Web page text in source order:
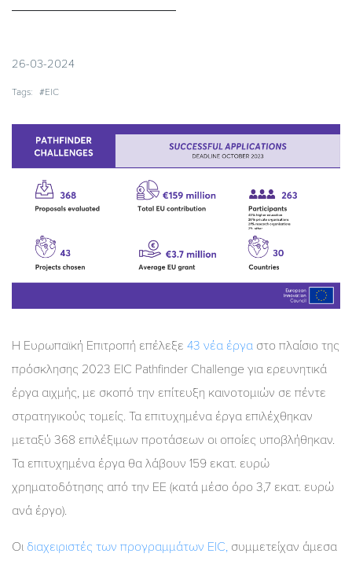
26-03-2024
Tags: #EIC
Η Ευρωπαϊκή Επιτροπή επέλεξε 43 νέα έργα στο πλαίσιο της
πρόσκλησης 2023 EIC Pathfinder Challenge για ερευνητικά
έργα αιχμής, με σκοπό την επίτευξη καινοτομιών σε πέντε
στρατηγικούς τομείς. Τα επιτυχημένα έργα επιλέχθηκαν
μεταξύ 368 επιλέξιμων προτάσεων οι οποίες υποβλήθηκαν.
Τα επιτυχημένα έργα θα λάβουν 159 εκατ. ευρώ
χρηματοδότησης από την ΕΕ (κατά μέσο όρο 3,7 εκατ. ευρώ
ανά έργο).
Οι διαχειριστές των προγραμμάτων EIC, συμμετείχαν άμεσα